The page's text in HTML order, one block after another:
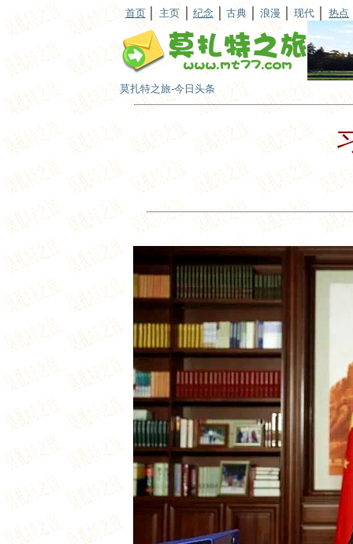
首页 主页 纪念 古典 浪漫 现代 热点
莫扎特之旅-今日头条
田润